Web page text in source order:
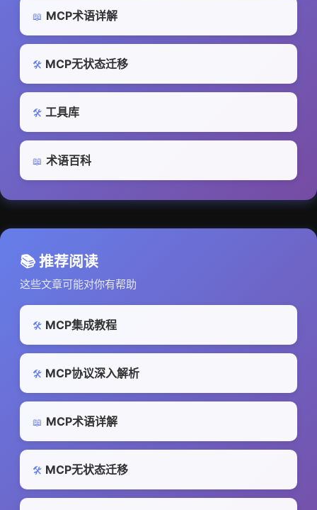
📖 MCP术语详解
🛠️ MCP无状态迁移
🛠️ 工具库
📖 术语百科
📚 推荐阅读
这些文章可能对你有帮助
🛠️ MCP集成教程
🛠️ MCP协议深入解析
📖 MCP术语详解
🛠️ MCP无状态迁移